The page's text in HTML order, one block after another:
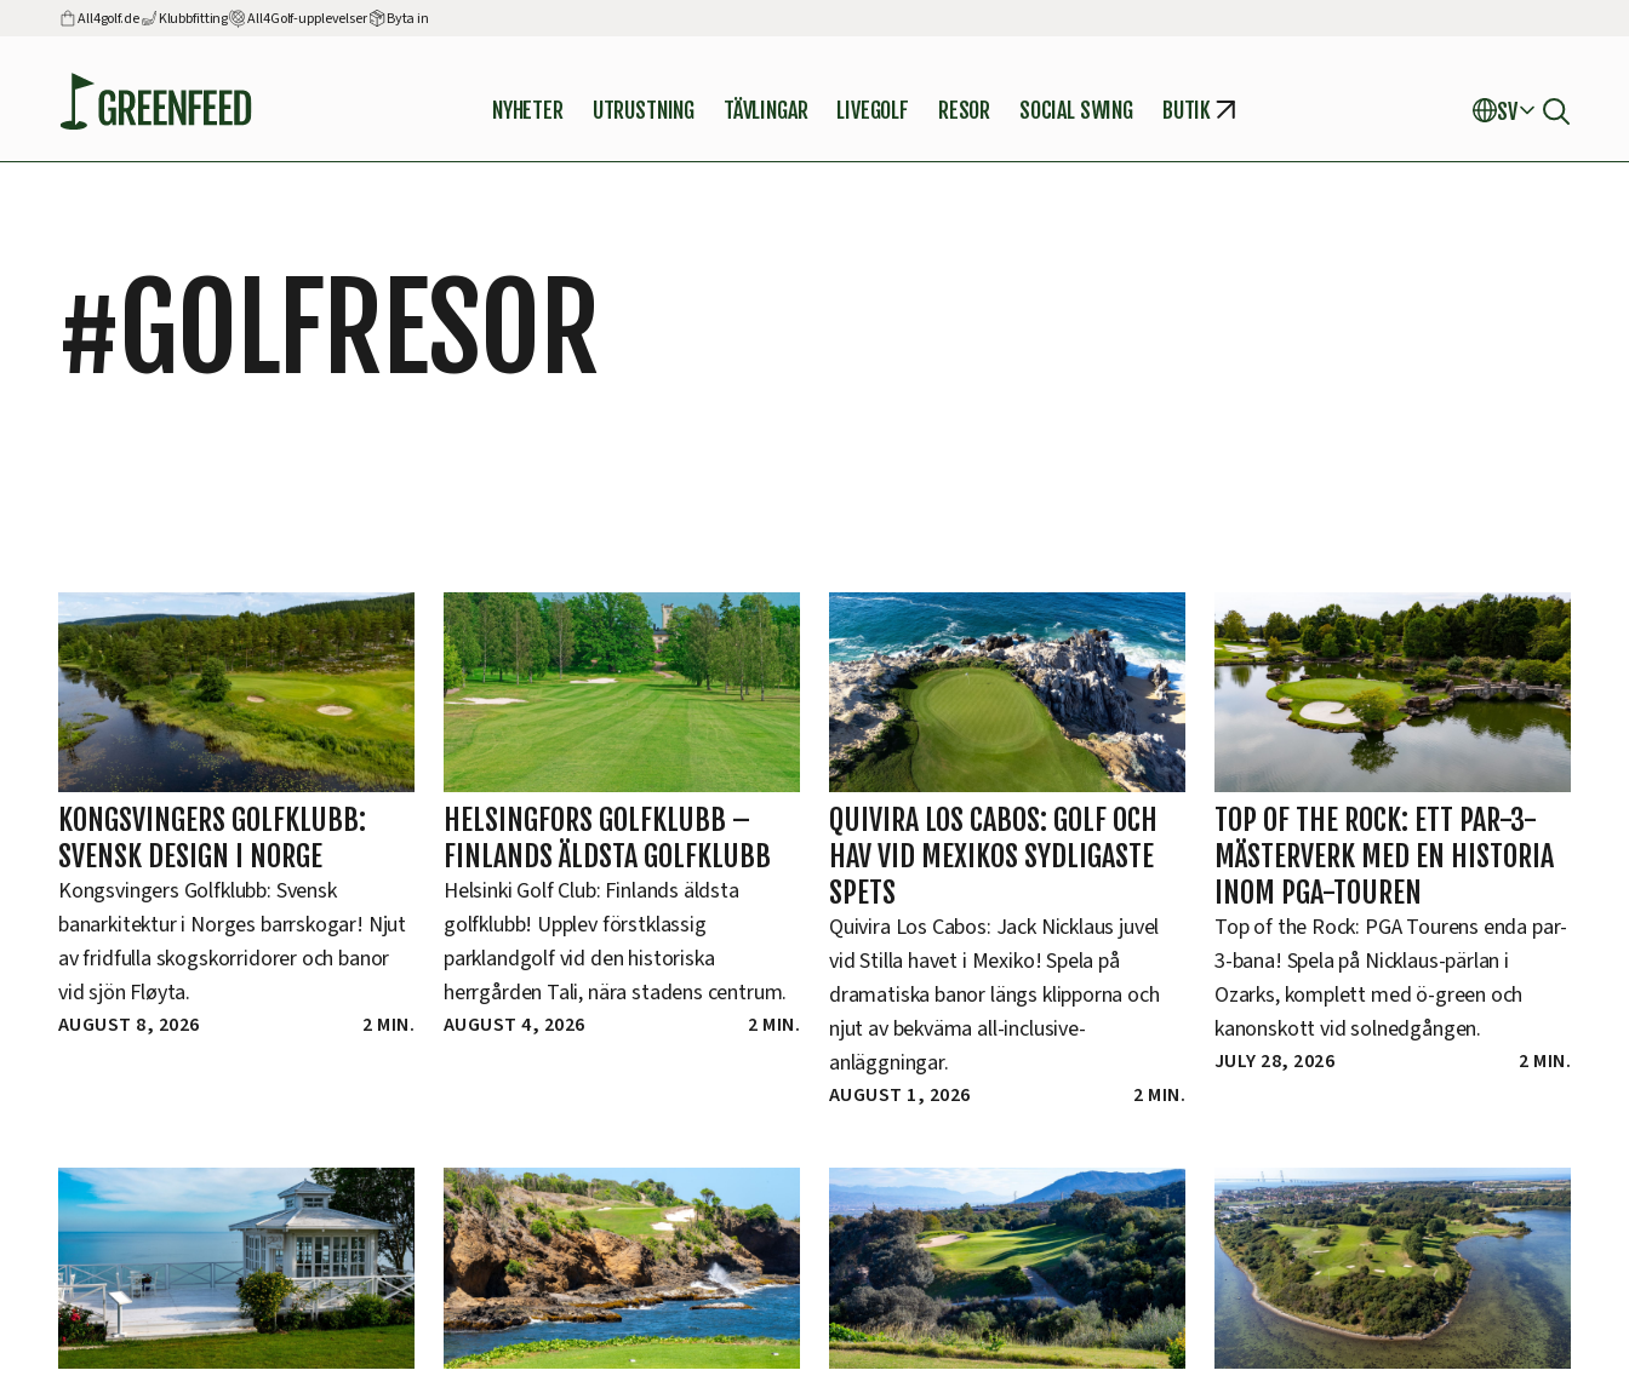
All4golf.de Klubbfitting All4Golf-upplevelser Byta in
NYHETER UTRUSTNING TÄVLINGAR LIVEGOLF RESOR SOCIAL SWING BUTIK SV
#GOLFRESOR
KONGSVINGERS GOLFKLUBB:
SVENSK DESIGN I NORGE
Kongsvingers Golfklubb: Svensk
banarkitektur i Norges barrskogar! Njut
av fridfulla skogskorridorer och banor
vid sjön Fløyta.
AUGUST 8, 2026 2 MIN.
HELSINGFORS GOLFKLUBB –
FINLANDS ÄLDSTA GOLFKLUBB
Helsinki Golf Club: Finlands äldsta
golfklubb! Upplev förstklassig
parklandgolf vid den historiska
herrgården Tali, nära stadens centrum.
AUGUST 4, 2026 2 MIN.
QUIVIRA LOS CABOS: GOLF OCH
HAV VID MEXIKOS SYDLIGASTE
SPETS
Quivira Los Cabos: Jack Nicklaus juvel
vid Stilla havet i Mexiko! Spela på
dramatiska banor längs klipporna och
njut av bekväma all-inclusive-
anläggningar.
AUGUST 1, 2026 2 MIN.
TOP OF THE ROCK: ETT PAR-3-
MÄSTERVERK MED EN HISTORIA
INOM PGA-TOUREN
Top of the Rock: PGA Tourens enda par-
3-bana! Spela på Nicklaus-pärlan i
Ozarks, komplett med ö-green och
kanonskott vid solnedgången.
JULY 28, 2026 2 MIN.